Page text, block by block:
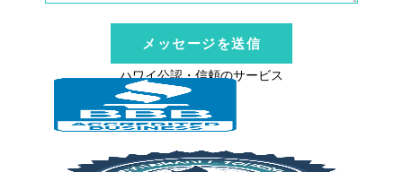
メッセージを送信
ハワイ公認・信頼のサービス